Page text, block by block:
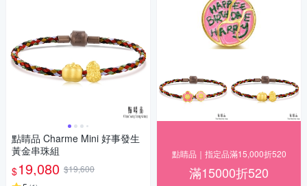
點睛品 Charme Mini 好事發生
黃金串珠組
$19,080 $19,600
點睛品｜指定品滿15,000折520
滿15000折520